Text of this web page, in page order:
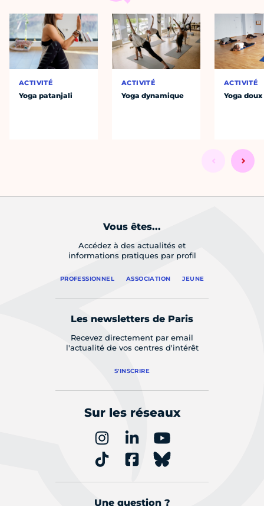
ACTIVITÉ
Yoga patanjali
ACTIVITÉ
Yoga dynamique
ACTIVITÉ
Yoga doux
Vous êtes...
Accédez à des actualités et
informations pratiques par profil
PROFESSIONNEL ASSOCIATION JEUNE
Les newsletters de Paris
Recevez directement par email
l'actualité de vos centres d'intérêt
S'INSCRIRE
Sur les réseaux
Une question ?